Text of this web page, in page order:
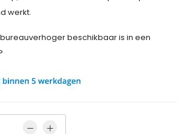
werkt.
beschikbaar is in een